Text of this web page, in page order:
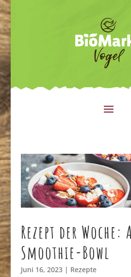
Rezept der Woche:
Smoothie-Bowl
Juni 16, 2023| Rezepte